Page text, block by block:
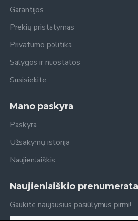
Garantijos
Prekių pristatymas
Privatumo politika
Sąlygos ir nuostatos
Susisiekite
Mano paskyra
Paskyra
Užsakymų istorija
Naujienlaiškis
Naujienlaiškio prenumerata
Gaukite naujausius pasiūlymus pirmi!